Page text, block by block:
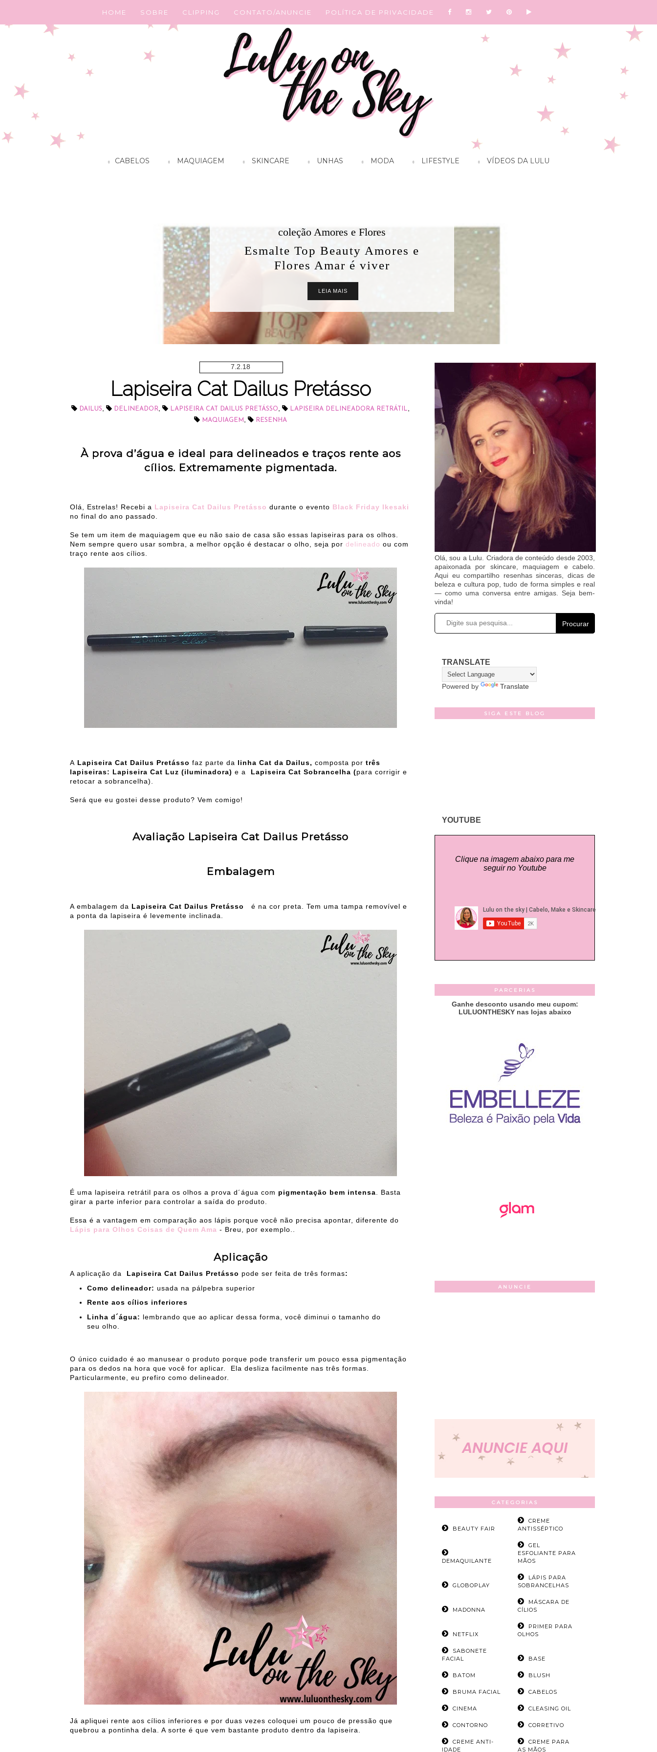
HOME SOBRE CLIPPING CONTATO/ANUNCIE POLÍTICA DE PRIVACIDADE
CABELOS MAQUIAGEM SKINCARE UNHAS MODA LIFESTYLE VÍDEOS DA LULU
coleção Amores e Flores
Esmalte Top Beauty Amores e
Flores Amar é viver
LEIA MAIS
7.2.18
Lapiseira Cat Dailus Pretásso
DAILUS DELINEADOR LAPISEIRA CAT DAILUS PRETÁSSO LAPISEIRA DELINEADORA RETRÁTIL
MAQUIAGEM RESENHA
À prova d’água e ideal para delineados e traços rente aos
cílios. Extremamente pigmentada.
Olá, Estrelas! Recebi a Lapiseira Cat Dailus Pretásso durante o evento Black Friday Ikesaki
no final do ano passado.
Se tem um item de maquiagem que eu não saio de casa são essas lapiseiras para os olhos.
Nem sempre quero usar sombra, a melhor opção é destacar o olho, seja por delineado ou com
traço rente aos cílios.
A Lapiseira Cat Dailus Pretásso faz parte da linha Cat da Dailus, composta por três
lapiseiras: Lapiseira Cat Luz (iluminadora) e a Lapiseira Cat Sobrancelha (para corrigir e
retocar a sobrancelha).
Será que eu gostei desse produto? Vem comigo!
Avaliação Lapiseira Cat Dailus Pretásso
Embalagem
A embalagem da Lapiseira Cat Dailus Pretásso
é na cor preta. Tem uma tampa removível e
a ponta da lapiseira é levemente inclinada.
É uma lapiseira retrátil para os olhos a prova d´água com pigmentação bem intensa. Basta
girar a parte inferior para controlar a saída do produto.
Essa é a vantagem em comparação aos lápis porque você não precisa apontar, diferente do
Lápis para Olhos Coisas de Quem Ama - Breu, por exemplo..
Aplicação
A aplicação da Lapiseira Cat Dailus Pretásso pode ser feita de três formas:
Como delineador: usada na pálpebra superior
Rente aos cílios inferiores
Linha d´água: lembrando que ao aplicar dessa forma, você diminui o tamanho do
seu olho.
O único cuidado é ao manusear o produto porque pode transferir um pouco essa pigmentação
para os dedos na hora que você for aplicar. Ela desliza facilmente nas três formas.
Particularmente, eu prefiro como delineador.
Já apliquei rente aos cílios inferiores e por duas vezes coloquei um pouco de pressão que
quebrou a pontinha dela. A sorte é que vem bastante produto dentro da lapiseira.
Olá, sou a Lulu. Criadora de conteúdo desde 2003,
apaixonada por skincare, maquiagem e cabelo.
Aqui eu compartilho resenhas sinceras, dicas de
beleza e cultura pop, tudo de forma simples e real
— como uma conversa entre amigas. Seja bem-
vinda!
Procurar
TRANSLATE
Powered by Translate
SIGA ESTE BLOG
YOUTUBE
Clique na imagem abaixo para me
seguir no Youtube
PARCERIAS
Ganhe desconto usando meu cupom:
LULUONTHESKY nas lojas abaixo
ANUNCIE
CATEGORIAS
BEAUTY FAIR
CREME
ANTISSÉPTICO
DEMAQUILANTE
GEL
ESFOLIANTE PARA
MÃOS
GLOBOPLAY
LÁPIS PARA
SOBRANCELHAS
MADONNA
MÁSCARA DE
CÍLIOS
NETFLIX
PRIMER PARA
OLHOS
SABONETE
FACIAL
BASE
BATOM BLUSH
BRUMA FACIAL CABELOS
CINEMA CLEASING OIL
CONTORNO CORRETIVO
CREME ANTI-
IDADE
CREME PARA
AS MÃOS